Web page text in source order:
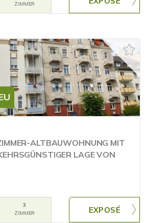
ZIMMER
ALTBAUWOHNUNG MIT
LAGE VON
3
ZIMMER